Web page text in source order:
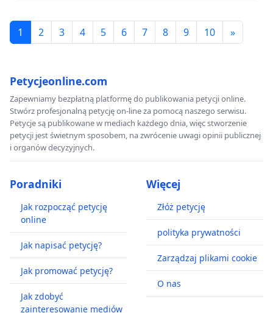
1 2 3 4 5 6 7 8 9 10 »
Petycjeonline.com
Zapewniamy bezpłatną platformę do publikowania petycji online.
Stwórz profesjonalną petycję on-line za pomocą naszego serwisu.
Petycje są publikowane w mediach każdego dnia, więc stworzenie
petycji jest świetnym sposobem, na zwrócenie uwagi opinii publicznej
i organów decyzyjnych.
Poradniki
Jak rozpocząć petycję
online
Jak napisać petycję?
Jak promować petycję?
Jak zdobyć
zainteresowanie mediów
Więcej
Złóż petycję
polityka prywatności
Zarządzaj plikami cookie
O nas